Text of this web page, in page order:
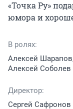
«Точка Ру»
юмора и
В ролях:
Алексей
Алексей Соболев
Директор:
Сергей Сафронов